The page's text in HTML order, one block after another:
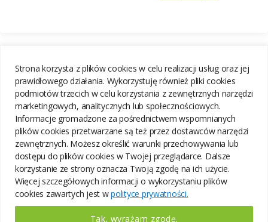
Strona korzysta z plików cookies w celu realizacji usług oraz jej
prawidłowego działania. Wykorzystuję również pliki cookies
podmiotów trzecich w celu korzystania z zewnętrznych narzędzi
marketingowych, analitycznych lub społecznościowych.
Informacje gromadzone za pośrednictwem wspomnianych
plików cookies przetwarzane są też przez dostawców narzędzi
zewnętrznych. Możesz określić warunki przechowywania lub
dostępu do plików cookies w Twojej przeglądarce. Dalsze
korzystanie ze strony oznacza Twoją zgodę na ich użycie.
Więcej szczegółowych informacji o wykorzystaniu plików
cookies zawartych jest wpolityce prywatności.
Tak, wyrażam zgodę.